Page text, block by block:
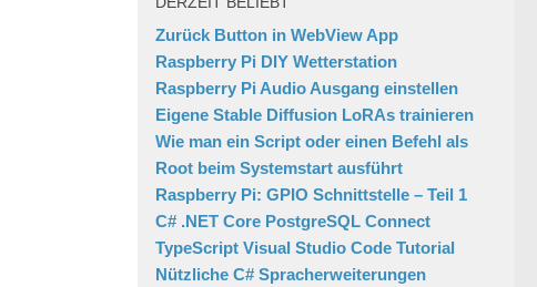
Zurück Button in WebView App
Raspberry Pi DIY Wetterstation
Raspberry Pi Audio Ausgang einstellen
Eigene Stable Diffusion LoRAs trainieren
Wie man ein Script oder einen Befehl als
Root beim Systemstart ausführt
Raspberry Pi: GPIO Schnittstelle – Teil 1
C# .NET Core PostgreSQL Connect
TypeScript Visual Studio Code Tutorial
Nützliche C# Spracherweiterungen